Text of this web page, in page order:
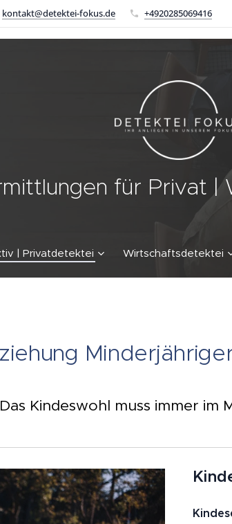
kontakt@detektei-fokus.de +4920285069416
für Privat |
| Privatdetektei Wirtschaftsdetektei
Das Kindeswohl muss immer im